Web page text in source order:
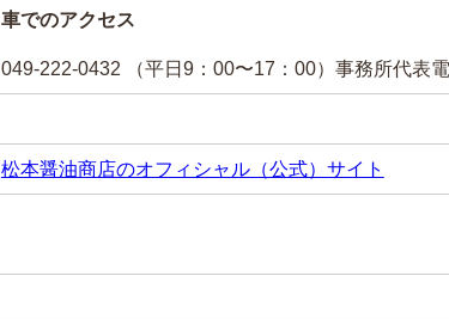
車でのアクセス
049-222-0432 （平日9：00〜17：00）事務所代表電
松本醤油商店のオフィシャル（公式）サイト